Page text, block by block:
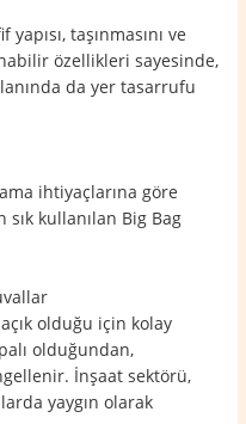
taşınmasını ve
özellikleri sayesinde,
da yer tasarrufu
ihtiyaçlarına göre
kullanılan Big Bag
olduğu için kolay
olduğundan,
İnşaat sektörü,
yaygın olarak